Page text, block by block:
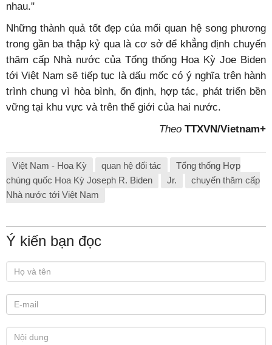
nhau."
Những thành quả tốt đẹp của mối quan hệ song phương
trong gần ba thập kỷ qua là cơ sở để khẳng định chuyến
thăm cấp Nhà nước của Tổng thống Hoa Kỳ Joe Biden
tới Việt Nam sẽ tiếp tục là dấu mốc có ý nghĩa trên hành
trình chung vì hòa bình, ổn định, hợp tác, phát triển bền
vững tại khu vực và trên thế giới của hai nước.
Theo TTXVN/Vietnam+
Việt Nam - Hoa Kỳ quan hệ đối tác
Tổng thống Hợp
chúng quốc Hoa Kỳ Joseph R. Biden
Jr.
chuyến thăm cấp
Nhà nước tới Việt Nam
Ý kiến bạn đọc